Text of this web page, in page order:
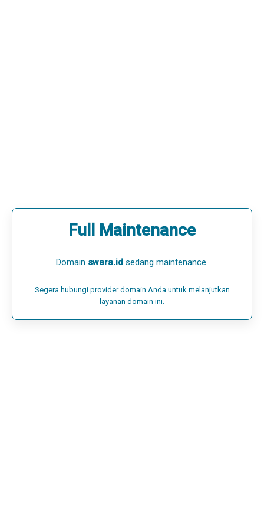
Full Maintenance
Domain swara.id sedang maintenance.
Segera hubungi provider domain Anda untuk melanjutkan
layanan domain ini.